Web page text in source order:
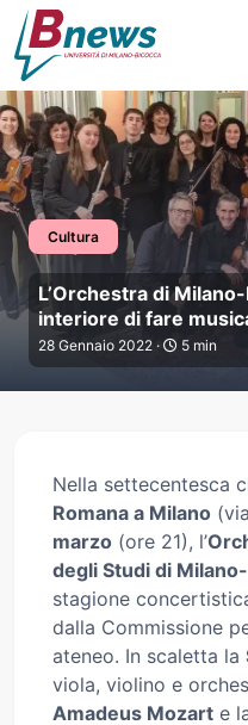
Cultura
L’Orchestra
L’Orchestra di
interiore di fare
28 Gennaio 2022 · 5 min
Nella settecentesca
Romana a Milano
marzo (ore 21), l’
degli Studi di
stagione
dalla Commissione
ateneo. In scaletta la
viola, violino e
Amadeus Mozart e